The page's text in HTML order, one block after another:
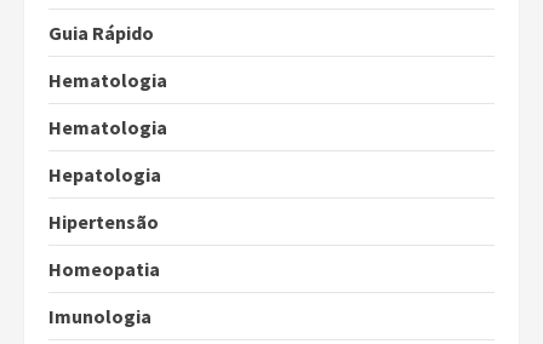
Guia Rápido
Hematologia
Hematologia
Hepatologia
Hipertensão
Homeopatia
Imunologia